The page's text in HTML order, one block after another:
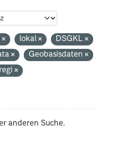
lokal
DSGKL
Geobasisdaten
regi
anderen Suche.